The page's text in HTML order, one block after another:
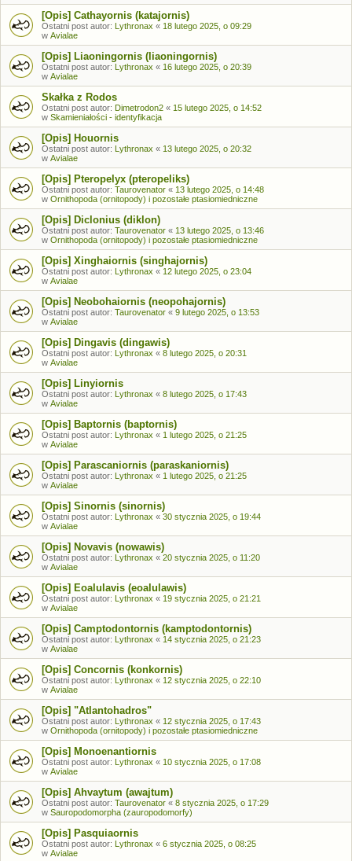
[Opis] Cathayornis (katajornis)
Ostatni post autor: Lythronax « 18 lutego 2025, o 09:29
w Avialae
[Opis] Liaoningornis (liaoningornis)
Ostatni post autor: Lythronax « 16 lutego 2025, o 20:39
w Avialae
Skałka z Rodos
Ostatni post autor: Dimetrodon2 « 15 lutego 2025, o 14:52
w Skamieniałości - identyfikacja
[Opis] Houornis
Ostatni post autor: Lythronax « 13 lutego 2025, o 20:32
w Avialae
[Opis] Pteropelyx (pteropeliks)
Ostatni post autor: Taurovenator « 13 lutego 2025, o 14:48
w Ornithopoda (ornitopody) i pozostałe ptasiomiedniczne
[Opis] Diclonius (diklon)
Ostatni post autor: Taurovenator « 13 lutego 2025, o 13:46
w Ornithopoda (ornitopody) i pozostałe ptasiomiedniczne
[Opis] Xinghaiornis (singhajornis)
Ostatni post autor: Lythronax « 12 lutego 2025, o 23:04
w Avialae
[Opis] Neobohaiornis (neopohajornis)
Ostatni post autor: Taurovenator « 9 lutego 2025, o 13:53
w Avialae
[Opis] Dingavis (dingawis)
Ostatni post autor: Lythronax « 8 lutego 2025, o 20:31
w Avialae
[Opis] Linyiornis
Ostatni post autor: Lythronax « 8 lutego 2025, o 17:43
w Avialae
[Opis] Baptornis (baptornis)
Ostatni post autor: Lythronax « 1 lutego 2025, o 21:25
w Avialae
[Opis] Parascaniornis (paraskaniornis)
Ostatni post autor: Lythronax « 1 lutego 2025, o 21:25
w Avialae
[Opis] Sinornis (sinornis)
Ostatni post autor: Lythronax « 30 stycznia 2025, o 19:44
w Avialae
[Opis] Novavis (nowawis)
Ostatni post autor: Lythronax « 20 stycznia 2025, o 11:20
w Avialae
[Opis] Eoalulavis (eoalulawis)
Ostatni post autor: Lythronax « 19 stycznia 2025, o 21:21
w Avialae
[Opis] Camptodontornis (kamptodontornis)
Ostatni post autor: Lythronax « 14 stycznia 2025, o 21:23
w Avialae
[Opis] Concornis (konkornis)
Ostatni post autor: Lythronax « 12 stycznia 2025, o 22:10
w Avialae
[Opis] "Atlantohadros"
Ostatni post autor: Lythronax « 12 stycznia 2025, o 17:43
w Ornithopoda (ornitopody) i pozostałe ptasiomiedniczne
[Opis] Monoenantiornis
Ostatni post autor: Lythronax « 10 stycznia 2025, o 17:08
w Avialae
[Opis] Ahvaytum (awajtum)
Ostatni post autor: Taurovenator « 8 stycznia 2025, o 17:29
w Sauropodomorpha (zauropodomorfy)
[Opis] Pasquiaornis
Ostatni post autor: Lythronax « 6 stycznia 2025, o 08:25
w Avialae